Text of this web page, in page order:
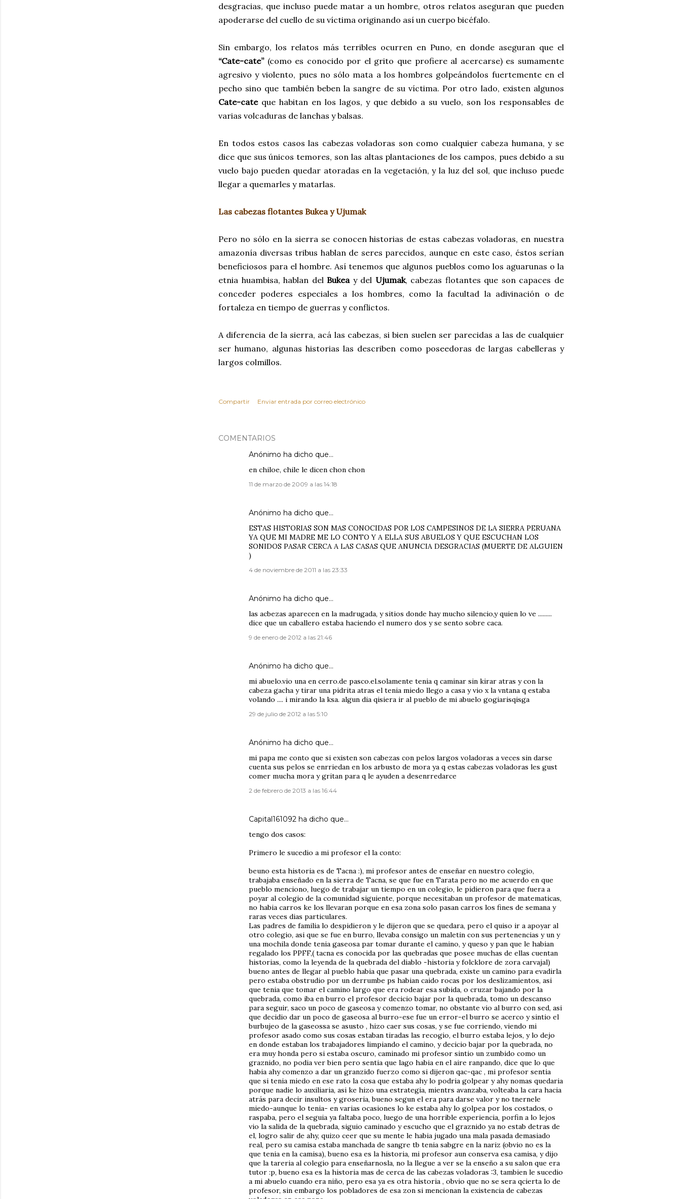
desgracias, que incluso puede matar a un hombre, otros relatos aseguran que pueden
apoderarse del cuello de su víctima originando así un cuerpo bicéfalo.
Sin embargo, los relatos más terribles ocurren en Puno, en donde aseguran que el
“Cate-cate”(como es conocido por el grito que profiere al acercarse) es sumamente
agresivo y violento, pues no sólo mata a los hombres golpeándolos fuertemente en el
pecho sino que también beben la sangre de su víctima. Por otro lado, existen algunos
Cate-cateque habitan en los lagos, y que debido a su vuelo, son los responsables de
varias volcaduras de lanchas y balsas.
En todos estos casos las cabezas voladoras son como cualquier cabeza humana, y se
dice que sus únicos temores, son las altas plantaciones de los campos, pues debido a su
vuelo bajo pueden quedar atoradas en la vegetación, y la luz del sol, que incluso puede
llegar a quemarles y matarlas.
Las cabezas flotantes Bukea y Ujumak
Pero no sólo en la sierra se conocen historias de estas cabezas voladoras, en nuestra
amazonía diversas tribus hablan de seres parecidos, aunque en este caso, éstos serían
beneficiosos para el hombre. Así tenemos que algunos pueblos como los aguarunas o la
etnia huambisa, hablan del Bukeay del Ujumak, cabezas flotantes que son capaces de
conceder poderes especiales a los hombres, como la facultad la adivinación o de
fortaleza en tiempo de guerras y conflictos.
A diferencia de la sierra, acá las cabezas, si bien suelen ser parecidas a las de cualquier
ser humano, algunas historias las describen como poseedoras de largas cabelleras y
largos colmillos.
Compartir Enviar entrada por correo electrónico
COMENTARIOS
Anónimo ha dicho que…
en chiloe, chile le dicen chon chon
11 de marzo de 2009 a las 14:18
Anónimo ha dicho que…
ESTAS HISTORIAS SON MAS CONOCIDAS POR LOS CAMPESINOS DE LA SIERRA PERUANA
YA QUE MI MADRE ME LO CONTO Y A ELLA SUS ABUELOS Y QUE ESCUCHAN LOS
SONIDOS PASAR CERCA A LAS CASAS QUE ANUNCIA DESGRACIAS (MUERTE DE ALGUIEN
)
4 de noviembre de 2011 a las 23:33
Anónimo ha dicho que…
las acbezas aparecen en la madrugada, y sitios donde hay mucho silencio,y quien lo ve .........
dice que un caballero estaba haciendo el numero dos y se sento sobre caca.
9 de enero de 2012 a las 21:46
Anónimo ha dicho que…
mi abuelo.vio una en cerro.de pasco.el.solamente tenia q caminar sin kirar atras y con la
cabeza gacha y tirar una pidrita atras el tenia miedo llego a casa y vio x la vntana q estaba
volando .... i mirando la ksa. algun dia qisiera ir al pueblo de mi abuelo gogiarisqisga
29 de julio de 2012 a las 5:10
Anónimo ha dicho que…
mi papa me conto que si existen son cabezas con pelos largos voladoras a veces sin darse
cuenta sus pelos se enrriedan en los arbusto de mora ya q estas cabezas voladoras les gust
comer mucha mora y gritan para q le ayuden a desenrredarce
2 de febrero de 2013 a las 16:44
Capital161092 ha dicho que…
tengo dos casos:
Primero le sucedio a mi profesor el la conto:
beuno esta historia es de Tacna :), mi profesor antes de enseñar en nuestro colegio,
trabajaba enseñado en la sierra de Tacna, se que fue en Tarata pero no me acuerdo en que
pueblo menciono, luego de trabajar un tiempo en un colegio, le pidieron para que fuera a
poyar al colegio de la comunidad siguiente, porque necesitaban un profesor de matematicas,
no habia carros ke los llevaran porque en esa zona solo pasan carros los fines de semana y
raras veces dias particulares.
Las padres de familia lo despidieron y le dijeron que se quedara, pero el quiso ir a apoyar al
otro colegio, asi que se fue en burro, llevaba consigo un maletin con sus pertenencias y un y
una mochila donde tenia gaseosa par tomar durante el camino, y queso y pan que le habian
regalado los PPFF,( tacna es conocida por las quebradas que posee muchas de ellas cuentan
historias, como la leyenda de la quebrada del diablo -historia y folcklore de zora carvajal)
bueno antes de llegar al pueblo habia que pasar una quebrada, existe un camino para evadirla
pero estaba obstrudio por un derrumbe ps habian caido rocas por los deslizamientos, asi
que tenia que tomar el camino largo que era rodear esa subida, o cruzar bajando por la
quebrada, como iba en burro el profesor decicio bajar por la quebrada, tomo un descanso
para seguir, saco un poco de gaseosa y comenzo tomar, no obstante vio al burro con sed, asi
que decidio dar un poco de gaseosa al burro-ese fue un error-el burro se acerco y sintio el
burbujeo de la gaseossa se asusto , hizo caer sus cosas, y se fue corriendo, viendo mi
profesor asado como sus cosas estaban tiradas las recogio, el burro estaba lejos, y lo dejo
en donde estaban los trabajadores limpiando el camino, y decicio bajar por la quebrada, no
era muy honda pero si estaba oscuro, caminado mi profesor sintio un zumbido como un
graznido, no podia ver bien pero sentia que lago habia en el aire ranpando, dice que lo que
habia ahy comenzo a dar un granzido fuerzo como si dijeron qac-qac , mi profesor sentia
que si tenia miedo en ese rato la cosa que estaba ahy lo podria golpear y ahy nomas quedaria
porque nadie lo auxiliaria, asi ke hizo una estrategia, mientrs avanzaba, volteaba la cara hacia
atrás para decir insultos y groseria, bueno segun el era para darse valor y no tnernele
miedo-aunque lo tenia- en varias ocasiones lo ke estaba ahy lo golpea por los costados, o
raspaba, pero el seguia ya faltaba poco, luego de una horrible experiencia, porfin a lo lejos
vio la salida de la quebrada, siguio caminado y escucho que el graznido ya no estab detras de
el, logro salir de ahy, quizo ceer que su mente le habia jugado una mala pasada demasiado
real, pero su camisa estaba manchada de sangre tb tenia sabgre en la nariz (obvio no es la
que tenia en la camisa), bueno esa es la historia, mi profesor aun conserva esa camisa, y dijo
que la tareria al colegio para enseñarnosla, no la llegue a ver se la enseño a su salon que era
tutor :p, bueno esa es la historia mas de cerca de las cabezas voladoras :3, tambien le sucedio
a mi abuelo cuando era niño, pero esa ya es otra historia , obvio que no se sera qcierta lo de
profesor, sin embargo los pobladores de esa zon si mencionan la existencia de cabezas